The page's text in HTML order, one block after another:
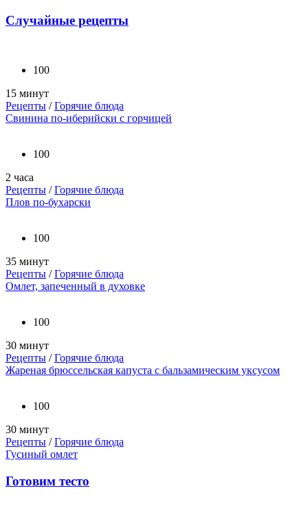
Случайные рецепты
100
15 минут
Рецепты /Горячие блюда
Свинина по-иберийски с горчицей
100
2 часа
Рецепты /Горячие блюда
Плов по-бухарски
100
35 минут
Рецепты /Горячие блюда
Омлет, запеченный в духовке
100
30 минут
Рецепты /Горячие блюда
Жареная брюссельская капуста с бальзамическим уксусом
100
30 минут
Рецепты /Горячие блюда
Гусиный омлет
Готовим тесто